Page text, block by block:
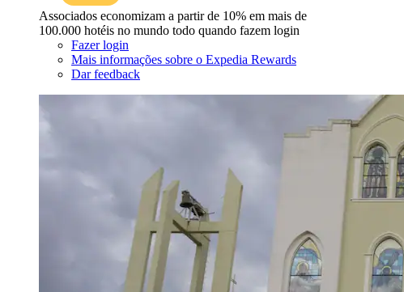
Associados economizam a partir de 10% em mais de
100.000 hotéis no mundo todo quando fazem login
Fazer login
Mais informações sobre o Expedia Rewards
Dar feedback